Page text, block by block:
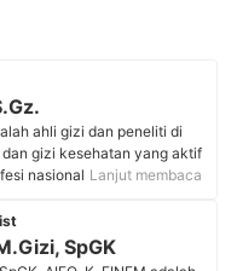
ahli gizi dan peneliti di
gizi kesehatan yang aktif
nasional dan
nutrigenomik, gizi ibu-
tidak menular, Dr. Aji
tentang gizi, diet, gaya
Lanjut membaca
SpGK